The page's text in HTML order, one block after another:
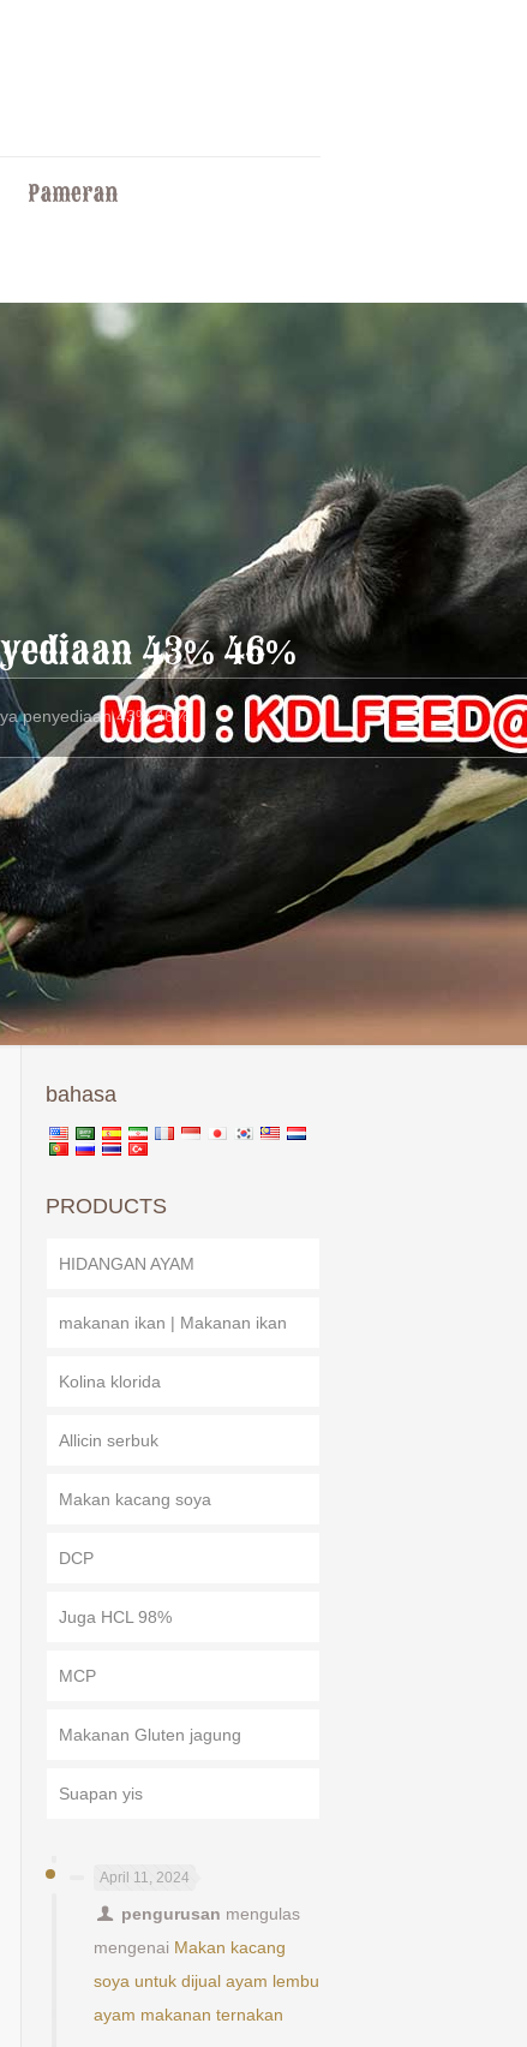
Pameran
43% 46%
penyediaan 43% 46%
bahasa
PRODUCTS
HIDANGAN AYAM
makanan ikan | Makanan ikan
Kolina klorida
Allicin serbuk
Makan kacang soya
DCP
Juga HCL 98%
MCP
Makanan Gluten jagung
Suapan yis
April 11, 2024
pengurusan mengulas
mengenai Makan kacang
soya untuk dijual ayam lembu
ayam makanan ternakan